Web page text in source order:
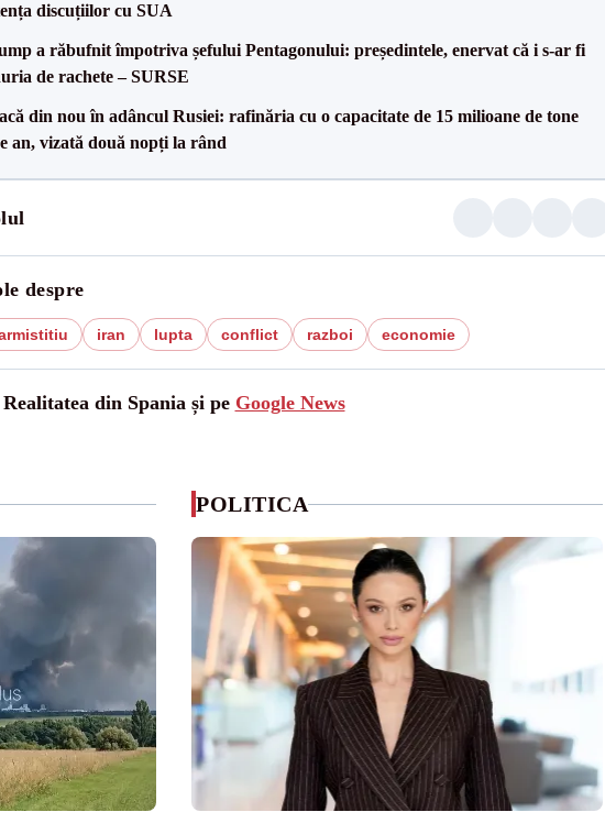
discuțiilor cu SUA
a răbufnit împotriva șefului Pentagonului: președintele, enervat că i s-ar fi
de rachete – SURSE
din nou în adâncul Rusiei: rafinăria cu o capacitate de 15 milioane de tone
an, vizată două nopți la rând
despre
iran lupta conflict razboi economie
din Spania și pe Google News
POLITICA